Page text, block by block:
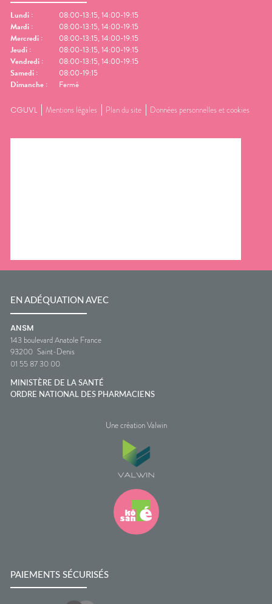
Lundi :
08:00-13:15, 14:00-19:15
Mardi :
08:00-13:15, 14:00-19:15
Mercredi :
08:00-13:15, 14:00-19:15
Jeudi :
08:00-13:15, 14:00-19:15
Vendredi :
08:00-13:15, 14:00-19:15
Samedi :
08:00-19:15
Dimanche : Fermé
CGUVL Mentions légales Plan du site Données personnelles et cookies
EN ADÉQUATION AVEC
ANSM
143 boulevard Anatole France
93200 Saint-Denis
01 55 87 30 00
MINISTÈRE DE LA SANTÉ
ORDRE NATIONAL DES PHARMACIENS
Une création Valwin
PAIEMENTS SÉCURISÉS